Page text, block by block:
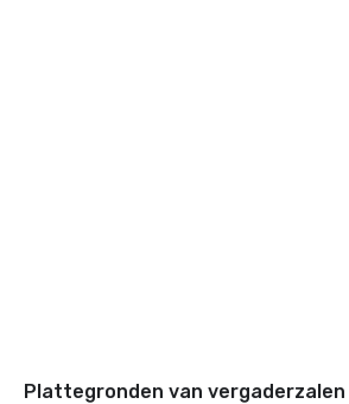
Plattegronden van vergaderzalen